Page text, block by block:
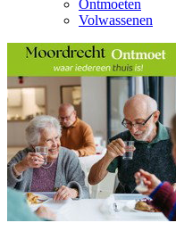
Ontmoeten
Volwassenen